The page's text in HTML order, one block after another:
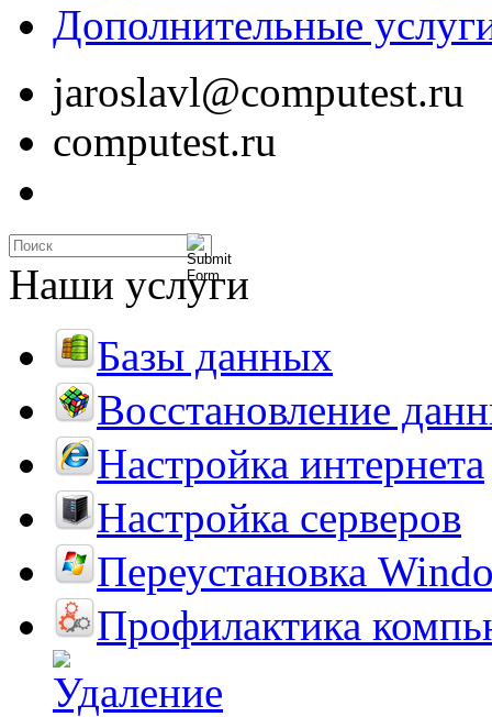
Дополнительные
jaroslavl@computest.ru
computest.ru
Наши услуги
Базы данных
Восстановление
Настройка интернета
Настройка серверов
Переустановка
Профилактика